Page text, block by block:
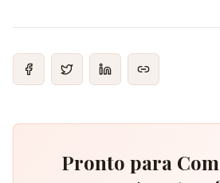
Pronto para